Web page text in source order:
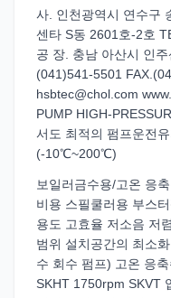
사. 인천광역시 연수구
센타 S동 2601호-2호
공 장. 충남 아산시 인
(041)541-5501
hsbtec@chol.com
PUMP HIGH-
서도 최적의 펌프운전
(-10℃~200℃)
보일러금수용/고온 응
비용 스필쿨러용 부스
용도 고효율 저소음 저
범위 설치공간의 최소
수 회수 펌프) 고온 응
SKHT 1750rpm SKVT